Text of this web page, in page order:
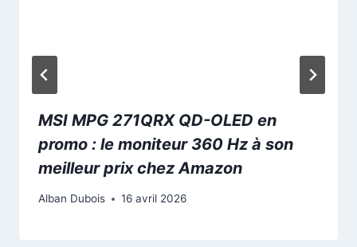
MSI MPG 271QRX QD-OLED en
promo : le moniteur 360 Hz à son
meilleur prix chez Amazon
Alban Dubois 16 avril 2026